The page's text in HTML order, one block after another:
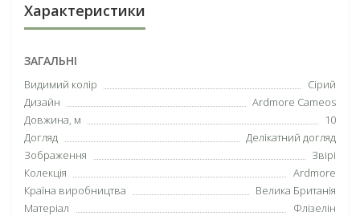
Характеристики
ЗАГАЛЬНІ
Видимий колір
Сірий
Дизайн
Ardmore Cameos
Довжина, м
10
Догляд
Делікатний догляд
Зображення
Звірі
Колекція
Ardmore
Країна виробництва
Велика Британія
Матеріал
Флізелін